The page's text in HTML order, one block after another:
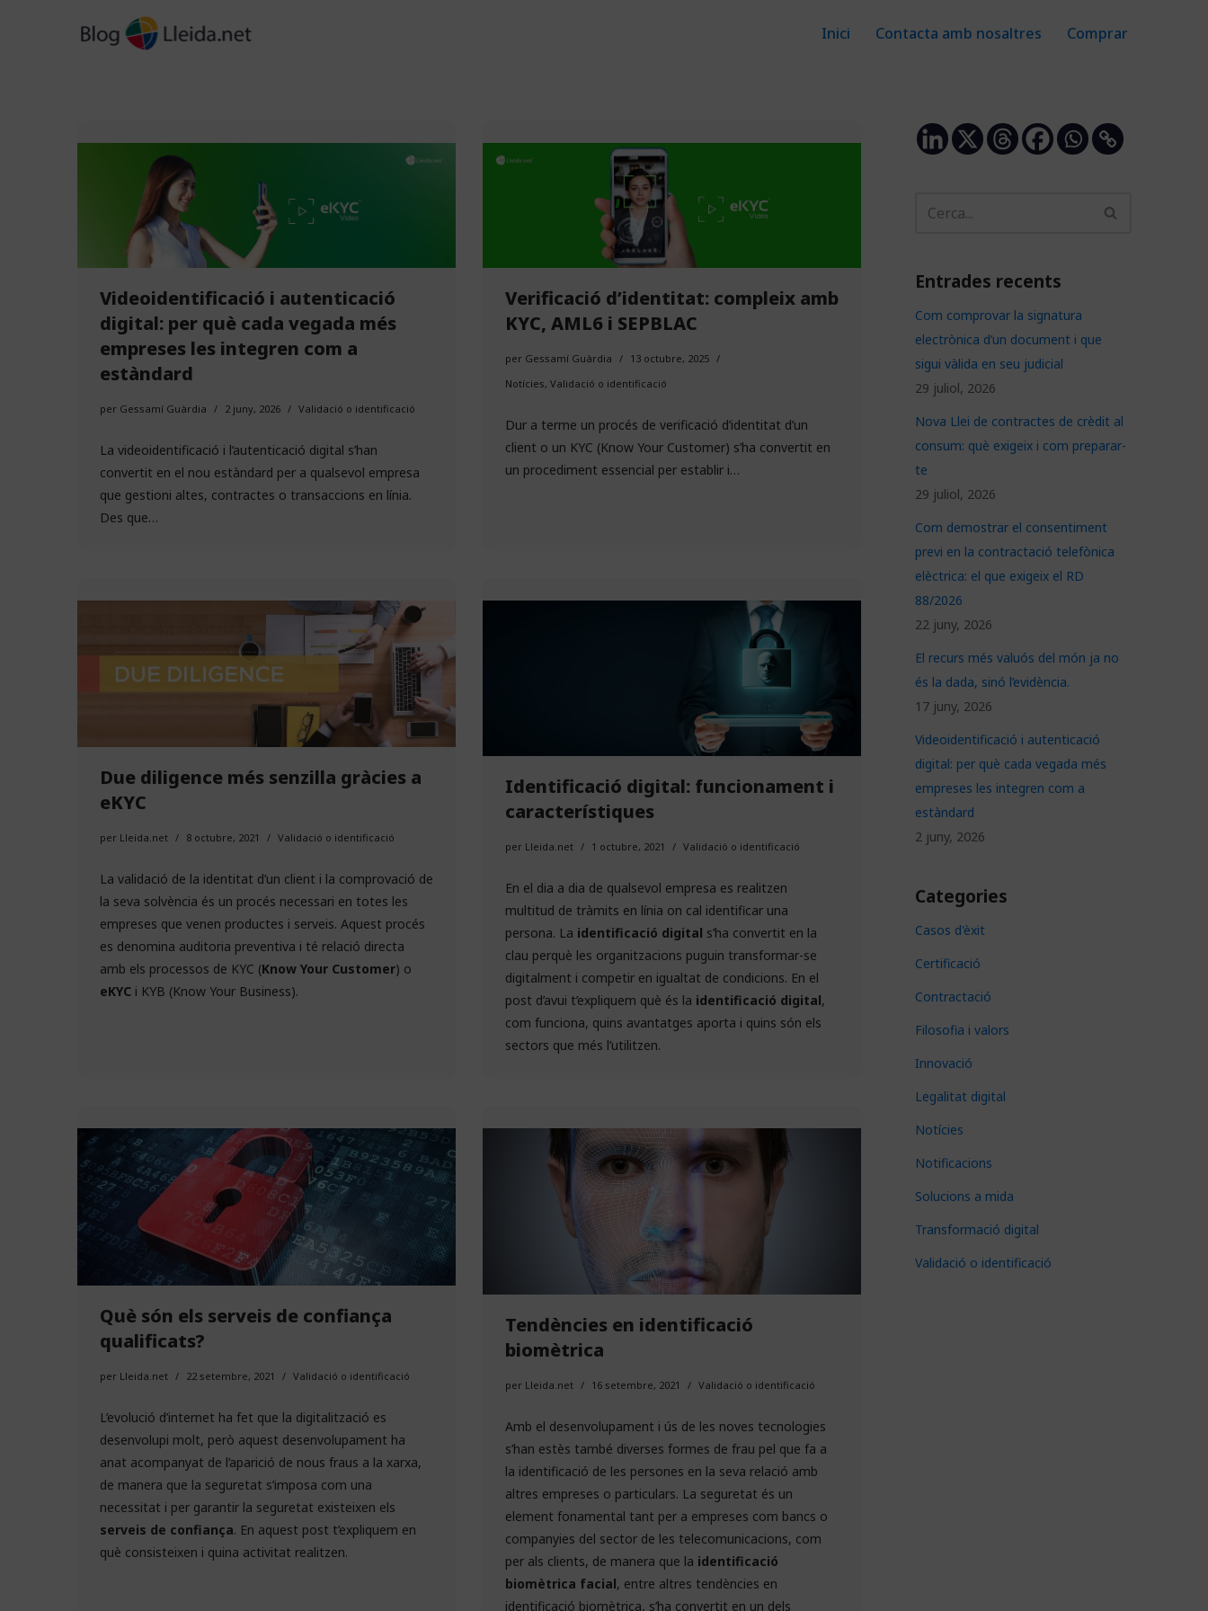
Inici Contacta amb nosaltres Comprar
Videoidentificació i autenticació
digital: per què cada vegada més
empreses les integren com a
estàndard
per Gessamí Guàrdia 2 juny, 2026 Validació o identificació
La videoidentificació i l’autenticació digital s’han
convertit en el nou estàndard per a qualsevol empresa
que gestioni altes, contractes o transaccions en línia.
Des que…
Verificació d’identitat: compleix amb
KYC, AML6 i SEPBLAC
per Gessamí Guàrdia
13 octubre, 2025
Notícies, Validació o identificació
Dur a terme un procés de verificació d’identitat d’un
client o un KYC (Know Your Customer) s’ha convertit en
un procediment essencial per establir i…
Due diligence més senzilla gràcies a
eKYC
per Lleida.net 8 octubre, 2021 Validació o identificació
La validació de la identitat d’un client i la comprovació de
la seva solvència és un procés necessari en totes les
empreses que venen productes i serveis. Aquest procés
es denomina auditoria preventiva i té relació directa
amb els processos de KYC (Know Your Customer) o
eKYCi KYB (Know Your Business).
Identificació digital: funcionament i
característiques
per Lleida.net 1 octubre, 2021 Validació o identificació
En el dia a dia de qualsevol empresa es realitzen
multitud de tràmits en línia on cal identificar una
persona. La identificació digital s’ha convertit en la
clau perquè les organitzacions puguin transformar-se
digitalment i competir en igualtat de condicions. En el
post d’avui t’expliquem què és la identificació digital,
com funciona, quins avantatges aporta i quins són els
sectors que més l’utilitzen.
Què són els serveis de confiança
qualificats?
per Lleida.net 22 setembre, 2021 Validació o identificació
L’evolució d’internet ha fet que la digitalització es
desenvolupi molt, però aquest desenvolupament ha
anat acompanyat de l’aparició de nous fraus a la xarxa,
de manera que la seguretat s’imposa com una
necessitat i per garantir la seguretat existeixen els
serveis de confiança. En aquest post t’expliquem en
què consisteixen i quina activitat realitzen.
Tendències en identificació
biomètrica
per Lleida.net 16 setembre, 2021 Validació o identificació
Amb el desenvolupament i ús de les noves tecnologies
s’han estès també diverses formes de frau pel que fa a
la identificació de les persones en la seva relació amb
altres empreses o particulars. La seguretat és un
element fonamental tant per a empreses com bancs o
companyies del sector de les telecomunicacions, com
per als clients, de manera que la identificació
biomètrica facial, entre altres tendències en
identificació biomètrica, s’ha convertit en un dels
Entrades recents
Com comprovar la signatura
electrònica d’un document i que
sigui vàlida en seu judicial
29 juliol, 2026
Nova Llei de contractes de crèdit al
consum: què exigeix i com preparar-
te
29 juliol, 2026
Com demostrar el consentiment
previ en la contractació telefònica
elèctrica: el que exigeix el RD
88/2026
22 juny, 2026
El recurs més valuós del món ja no
és la dada, sinó l’evidència.
17 juny, 2026
Videoidentificació i autenticació
digital: per què cada vegada més
empreses les integren com a
estàndard
2 juny, 2026
Categories
Casos d'èxit
Certificació
Contractació
Filosofia i valors
Innovació
Legalitat digital
Notícies
Notificacions
Solucions a mida
Transformació digital
Validació o identificació